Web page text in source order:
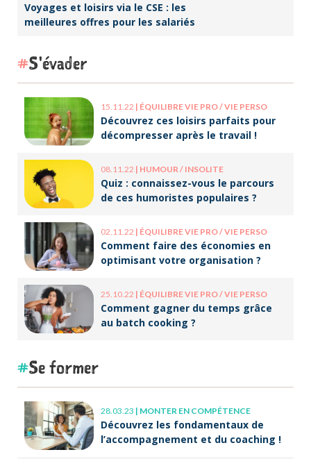
Voyages et loisirs via le CSE : les
meilleures offres pour les salariés
S'évader
15.11.22 | ÉQUILIBRE VIE PRO / VIE PERSO
Découvrez ces loisirs parfaits pour
décompresser après le travail !
08.11.22 | HUMOUR / INSOLITE
Quiz : connaissez-vous le parcours
de ces humoristes populaires ?
02.11.22 | ÉQUILIBRE VIE PRO / VIE PERSO
Comment faire des économies en
optimisant votre organisation ?
25.10.22 | ÉQUILIBRE VIE PRO / VIE PERSO
Comment gagner du temps grâce
au batch cooking ?
Se former
28.03.23 | MONTER EN COMPÉTENCE
Découvrez les fondamentaux de
l’accompagnement et du coaching !